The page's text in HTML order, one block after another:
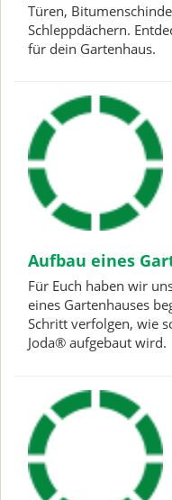
Türen,
Schleppdächern.
für dein Gartenhaus.
Aufbau eines
Für Euch haben wir
eines Gartenhauses
Schritt verfolgen, wie
Joda® aufgebaut wird.